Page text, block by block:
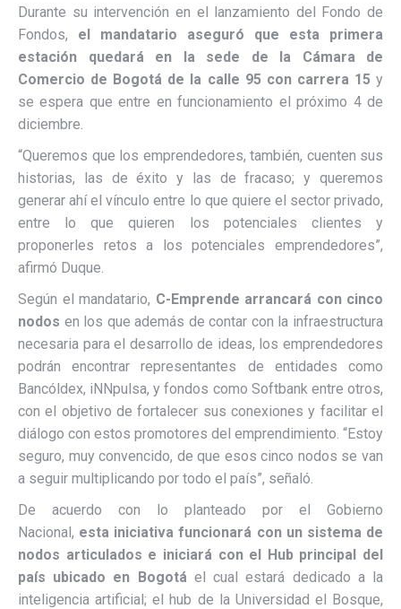
Durante su intervención en el lanzamiento del Fondo de
Fondos, el mandatario aseguró que esta primera
estación quedará en la sede de la Cámara de
Comercio de Bogotá de la calle 95 con carrera 15 y
se espera que entre en funcionamiento el próximo 4 de
diciembre.
“Queremos que los emprendedores, también, cuenten sus
historias, las de éxito y las de fracaso; y queremos
generar ahí el vínculo entre lo que quiere el sector privado,
entre lo que quieren los potenciales clientes y
proponerles retos a los potenciales emprendedores”,
afirmó Duque.
Según el mandatario, C-Emprende arrancará con cinco
nodos en los que además de contar con la infraestructura
necesaria para el desarrollo de ideas, los emprendedores
podrán encontrar representantes de entidades como
Bancóldex, iNNpulsa, y fondos como Softbank entre otros,
con el objetivo de fortalecer sus conexiones y facilitar el
diálogo con estos promotores del emprendimiento. “Estoy
seguro, muy convencido, de que esos cinco nodos se van
a seguir multiplicando por todo el país”, señaló.
De acuerdo con lo planteado por el Gobierno
Nacional, esta iniciativa funcionará con un sistema de
nodos articulados e iniciará con el Hub principal del
país ubicado en Bogotá el cual estará dedicado a la
inteligencia artificial; el hub de la Universidad el Bosque,